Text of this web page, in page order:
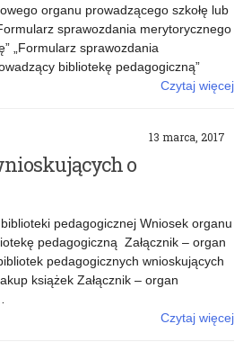
organu prowadzącego szkołę lub
sprawozdania merytorycznego
„Formularz sprawozdania
bibliotekę pedagogiczną”
Czytaj więcej
13 marca, 2017
o
pedagogicznej Wniosek organu
pedagogiczną Załącznik – organ
pedagogicznych wnioskujących
książek Załącznik – organ
Czytaj więcej